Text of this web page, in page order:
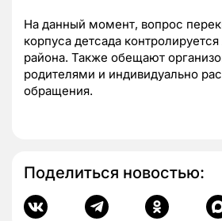
На данный момент, вопрос
корпуса детсада
района. Также обещают
родителями и индивидуально
обращения.
Поделиться новостью: